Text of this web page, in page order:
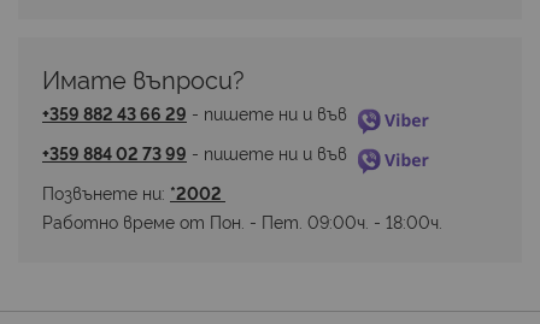
Имате въпроси?
+359 882 43 66 29 - пишете ни и във
+359 884 02 73 99 - пишете ни и във
Позвънете ни: *2002
Работно време от Пон. - Пет. 09:00ч. - 18:00ч.